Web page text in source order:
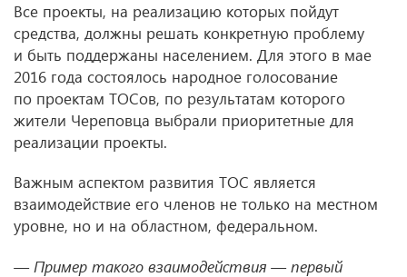
Все проекты, на реализацию которых пойдут
средства, должны решать конкретную проблему
и быть поддержаны населением. Для этого в мае
2016 года состоялось народное голосование
по проектам ТОСов, по результатам которого
жители Череповца выбрали приоритетные для
реализации проекты.
Важным аспектом развития ТОС является
взаимодействие его членов не только на местном
уровне, но и на областном, федеральном.
— Пример такого взаимодействия — первый